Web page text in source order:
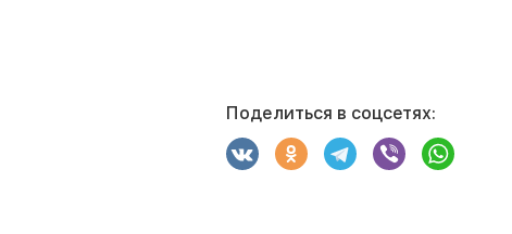
Поделиться в соцсетях: